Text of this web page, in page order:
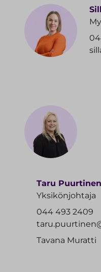
Taru Puurtinen
Yksikönjohtaja
044 493 2409
Tavana Muratti